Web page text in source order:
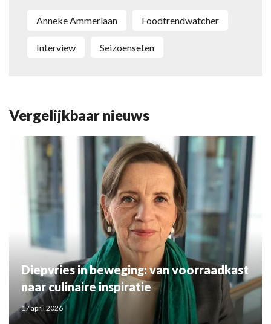
Anneke Ammerlaan foodtrendwatcher
interview seizoenseten
Vergelijkbaar nieuws
Diepvries in beweging: van voorraadkast
naar culinaire inspiratie
17 april 2026